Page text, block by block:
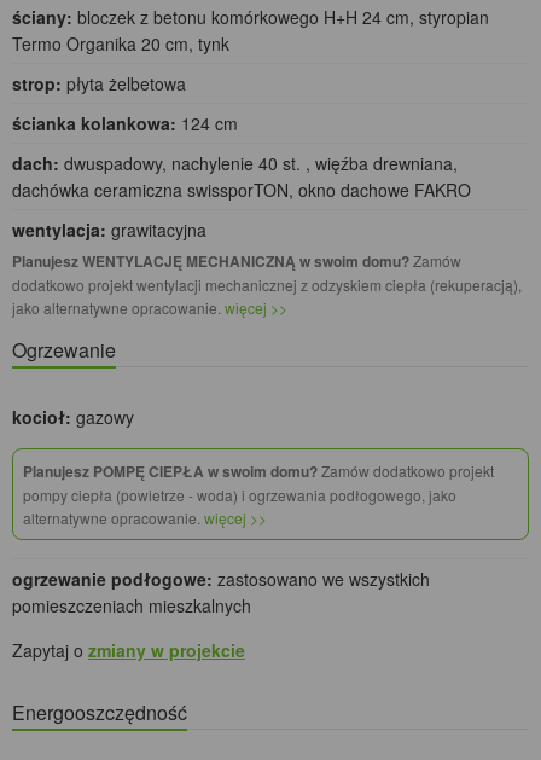
ściany: bloczek z betonu komórkowego H+H 24 cm, styropian
Termo Organika 20 cm, tynk
strop: płyta żelbetowa
ścianka kolankowa: 124 cm
dach: dwuspadowy, nachylenie 40 st. , więźba drewniana,
dachówka ceramiczna swissporTON, okno dachowe FAKRO
wentylacja: grawitacyjna
Planujesz WENTYLACJĘ MECHANICZNĄ w swoim domu?Zamów
dodatkowo projekt wentylacji mechanicznej z odzyskiem ciepła (rekuperacją),
jako alternatywne opracowanie. więcej >>
Ogrzewanie
kocioł: gazowy
Planujesz POMPĘ CIEPŁA w swoim domu?Zamów dodatkowo projekt
pompy ciepła (powietrze - woda) i ogrzewania podłogowego, jako
alternatywne opracowanie. więcej >>
ogrzewanie podłogowe: zastosowano we wszystkich
pomieszczeniach mieszkalnych
Zapytaj o zmiany w projekcie
Energooszczędność